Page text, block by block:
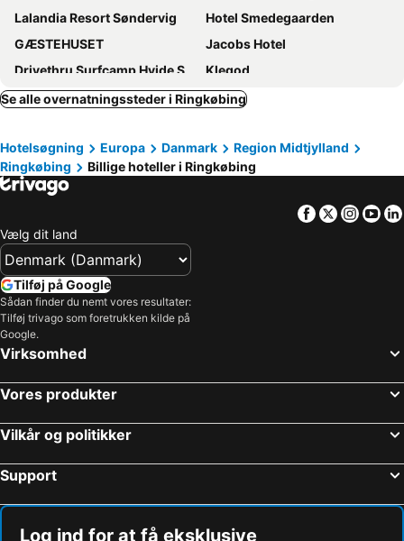
Lalandia Resort Søndervig
Hotel Smedegaarden
GÆSTEHUSET
Jacobs Hotel
Drivethru Surfcamp Hvide Sande
Klegod
Fantastic 5-star Hotel With Swimming Pool For 10 People On The North Sea
Klegod/Holmsland Klitby
Dancamps Nordsø
Se alle overnatningssteder i Ringkøbing
Hotelsøgning Europa Danmark
Region Midtjylland
Ringkøbing
Billige hoteller i Ringkøbing
Facebook
Twitter
Vælg dit land
Tilføj på Google
Sådan finder du nemt vores resultater:
Tilføj trivago som foretrukken kilde på
Google.
Virksomhed
Vores produkter
Vilkår og politikker
Support
Log ind for at få eksklusive